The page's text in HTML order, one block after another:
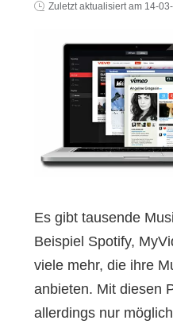
Zuletzt aktualisiert am 14-
Es gibt tausende
Beispiel Spotify,
viele mehr, die ihre
anbieten. Mit diesen
allerdings nur